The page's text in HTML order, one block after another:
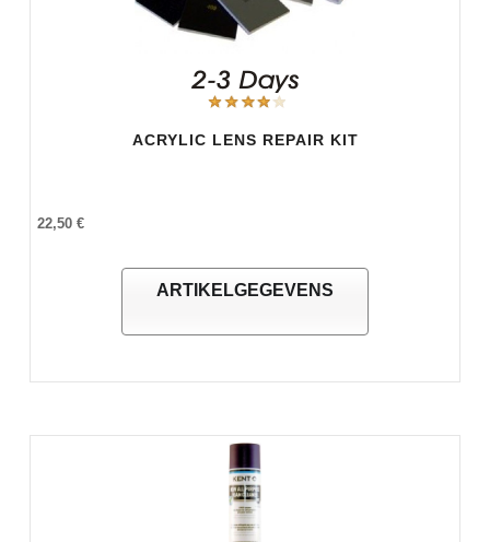
ACRYLIC LENS REPAIR KIT
22,50 €
ARTIKELGEGEVENS